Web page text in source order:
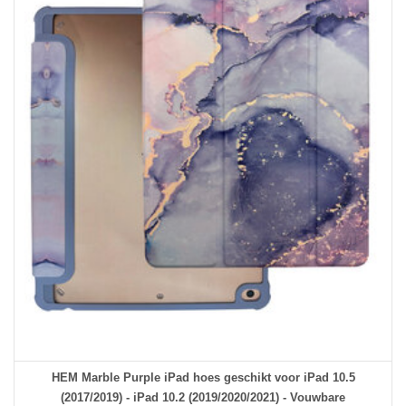
HEM Marble Purple iPad hoes geschikt voor iPad 10.5
(2017/2019) - iPad 10.2 (2019/2020/2021) - Vouwbare